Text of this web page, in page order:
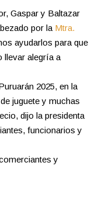
Gaspar y Baltazar
por la Mtra.
ayudarlos para que
llevar alegría a
2025, en la
juguete y muchas
dijo la presidenta
funcionarios y
y